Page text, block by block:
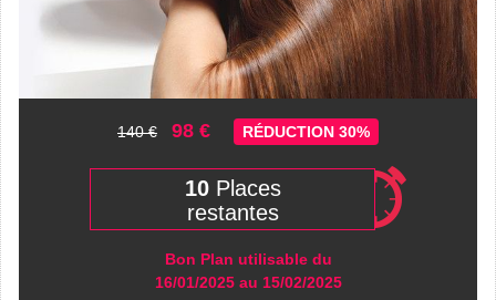
140 € 98 € RÉDUCTION 30%
10 Places
restantes
Bon Plan utilisable du
16/01/2025 au 15/02/2025